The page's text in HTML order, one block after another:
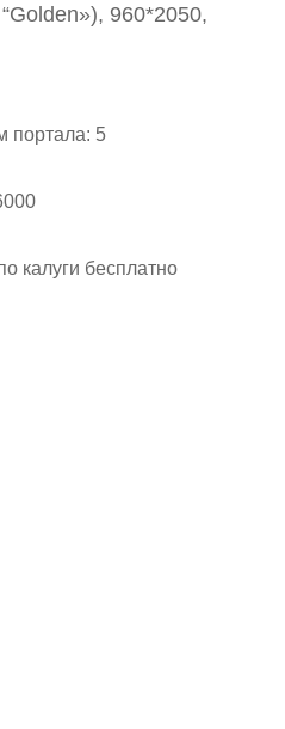
960*2050,
портала: 5
калуги бесплатно